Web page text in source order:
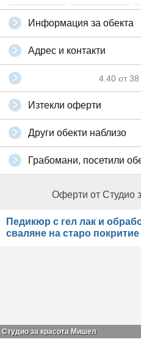
Информация за обекта
Адрес и контакти
4.40 от 38
Изтекли оферти
Други обекти наблизо
Грабомани, посетили
Оферти от Студио
Педикюр с гел лак и
сваляне на старо
Студио за красота Мишел